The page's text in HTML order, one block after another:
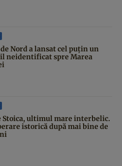
de Nord a lansat cel puțin un
neidentificat spre Marea
Stoica, ultimul mare interbelic.
istorică după mai bine de